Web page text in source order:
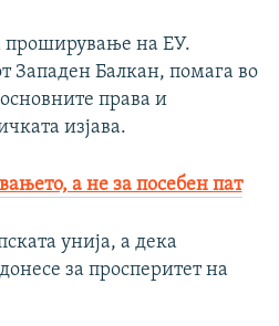
проширување на ЕУ.
Западен Балкан, помага во
права и
изјава.
а не за посебен пат
унија, а дека
за просперитет на